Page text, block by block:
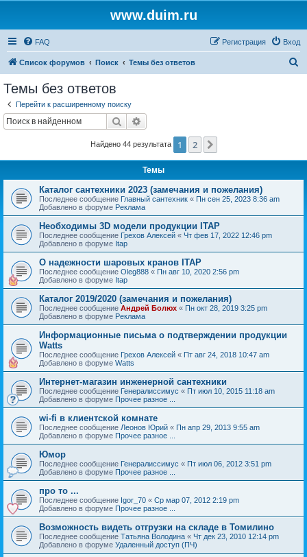
www.duim.ru
FAQ Вход
Регистрация
Список форумов Поиск Темы без ответов
Темы без ответов
Перейти к расширенному поиску
Поиск
Найдено 44 результата 1 2
Темы
Каталог сантехники 2023 (замечания и пожелания)
Последнее сообщение Главный сантехник « Пн сен 25, 2023 8:36 am
Добавлено в форуме Реклама
Необходимы 3D модели продукции ITAP
Последнее сообщение Грехов Алексей « Чт фев 17, 2022 12:46 pm
Добавлено в форуме Itap
О надежности шаровых кранов ITAP
Последнее сообщение Oleg888 « Пн авг 10, 2020 2:56 pm
Добавлено в форуме Itap
Каталог 2019/2020 (замечания и пожелания)
Последнее сообщение Андрей Болюх « Пн окт 28, 2019 3:25 pm
Добавлено в форуме Реклама
Информационные письма о подтверждении продукции
Watts
Последнее сообщение Грехов Алексей « Пт авг 24, 2018 10:47 am
Добавлено в форуме Watts
Интернет-магазин инженерной сантехники
Последнее сообщение Генералиссимус « Пт июл 10, 2015 11:18 am
Добавлено в форуме Прочее разное ...
wi-fi в клиентской комнате
Последнее сообщение Леонов Юрий « Пн апр 29, 2013 9:55 am
Добавлено в форуме Прочее разное ...
Юмор
Последнее сообщение Генералиссимус « Пт июл 06, 2012 3:51 pm
Добавлено в форуме Прочее разное ...
про то ...
Последнее сообщение Igor_70 « Ср мар 07, 2012 2:19 pm
Добавлено в форуме Прочее разное ...
Возможность видеть отгрузки на складе в Томилино
Последнее сообщение Татьяна Володина « Чт дек 23, 2010 12:14 pm
Добавлено в форуме Удаленный доступ (ПЧ)